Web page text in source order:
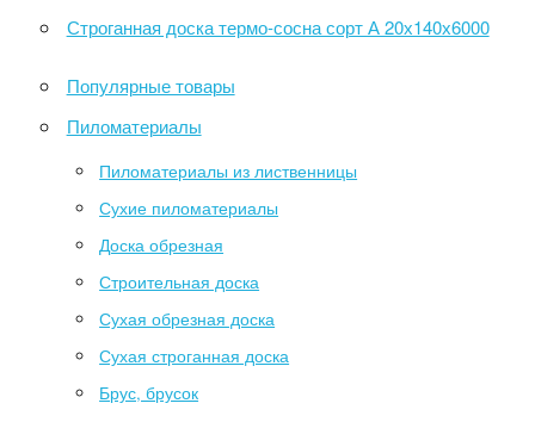
Строганная доска термо-сосна сорт А 20х140х6000
Популярные товары
Пиломатериалы
Пиломатериалы из лиственницы
Сухие пиломатериалы
Доска обрезная
Строительная доска
Сухая обрезная доска
Сухая строганная доска
Брус, брусок